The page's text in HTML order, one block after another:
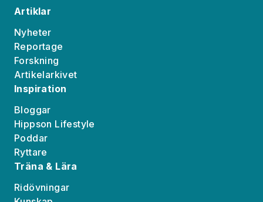
Artiklar
Nyheter
Reportage
Forskning
Artikelarkivet
Inspiration
Bloggar
Hippson Lifestyle
Poddar
Ryttare
Träna & Lära
Ridövningar